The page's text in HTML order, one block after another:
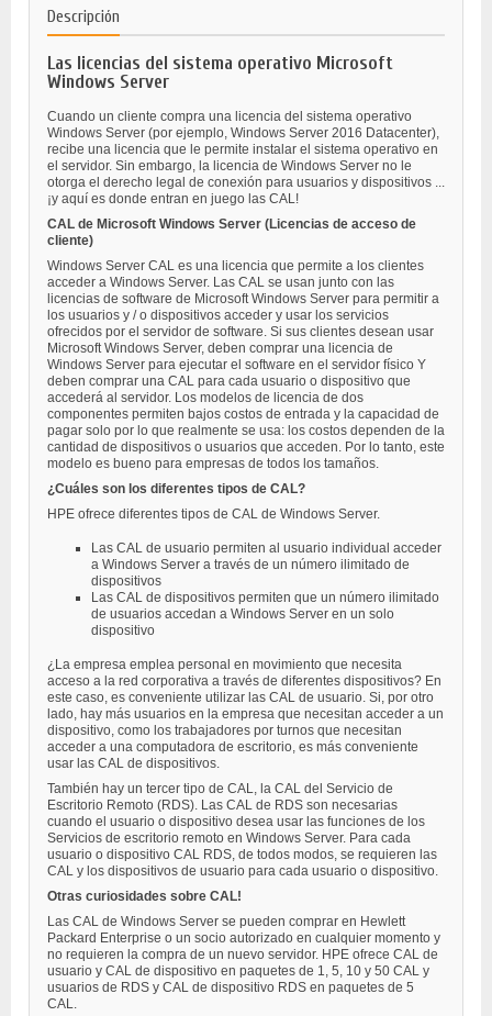
Descripción
Las licencias del sistema operativo Microsoft
Windows Server
Cuando un cliente compra una licencia del sistema operativo
Windows Server (por ejemplo, Windows Server 2016 Datacenter),
recibe una licencia que le permite instalar el sistema operativo en
el servidor. Sin embargo, la licencia de Windows Server no le
otorga el derecho legal de conexión para usuarios y dispositivos ...
¡y aquí es donde entran en juego las CAL!
CAL de Microsoft Windows Server (Licencias de acceso de
cliente)
Windows Server CAL es una licencia que permite a los clientes
acceder a Windows Server. Las CAL se usan junto con las
licencias de software de Microsoft Windows Server para permitir a
los usuarios y / o dispositivos acceder y usar los servicios
ofrecidos por el servidor de software. Si sus clientes desean usar
Microsoft Windows Server, deben comprar una licencia de
Windows Server para ejecutar el software en el servidor físico Y
deben comprar una CAL para cada usuario o dispositivo que
accederá al servidor. Los modelos de licencia de dos
componentes permiten bajos costos de entrada y la capacidad de
pagar solo por lo que realmente se usa: los costos dependen de la
cantidad de dispositivos o usuarios que acceden. Por lo tanto, este
modelo es bueno para empresas de todos los tamaños.
¿Cuáles son los diferentes tipos de CAL?
HPE ofrece diferentes tipos de CAL de Windows Server.
Las CAL de usuario permiten al usuario individual acceder
a Windows Server a través de un número ilimitado de
dispositivos
Las CAL de dispositivos permiten que un número ilimitado
de usuarios accedan a Windows Server en un solo
dispositivo
¿La empresa emplea personal en movimiento que necesita
acceso a la red corporativa a través de diferentes dispositivos? En
este caso, es conveniente utilizar las CAL de usuario. Si, por otro
lado, hay más usuarios en la empresa que necesitan acceder a un
dispositivo, como los trabajadores por turnos que necesitan
acceder a una computadora de escritorio, es más conveniente
usar las CAL de dispositivos.
También hay un tercer tipo de CAL, la CAL del Servicio de
Escritorio Remoto (RDS). Las CAL de RDS son necesarias
cuando el usuario o dispositivo desea usar las funciones de los
Servicios de escritorio remoto en Windows Server. Para cada
usuario o dispositivo CAL RDS, de todos modos, se requieren las
CAL y los dispositivos de usuario para cada usuario o dispositivo.
Otras curiosidades sobre CAL!
Las CAL de Windows Server se pueden comprar en Hewlett
Packard Enterprise o un socio autorizado en cualquier momento y
no requieren la compra de un nuevo servidor. HPE ofrece CAL de
usuario y CAL de dispositivo en paquetes de 1, 5, 10 y 50 CAL y
usuarios de RDS y CAL de dispositivo RDS en paquetes de 5
CAL.